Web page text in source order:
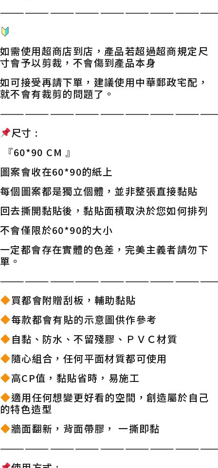
如需使用超商店到店，產品若超過超商規定尺
寸會予以剪裁，不會傷到產品本身
如可接受再請下單，建議使用中華郵政宅配，
就不會有裁剪的問題了。
尺寸 :
『60*90 CM 』
圖案會收在60*90的紙上
每個圖案都是獨立個體，並非整張直接黏貼
回去撕開黏貼後，黏貼面積取決於您如何排列
不會僅限於60*90的大小
一定都會存在實體的色差，完美主義者請勿下
單。
買都會附贈刮板，輔助黏貼
每款都會有貼的示意圖供作參考
自黏、防水、不留殘膠、ＰＶＣ材質
隨心組合，任何平面材質都可使用
高CP值，黏貼省時，易施工
適用任何想變更好看的空間，創造屬於自己
的特色造型
牆面翻新，背面帶膠， 一撕即黏